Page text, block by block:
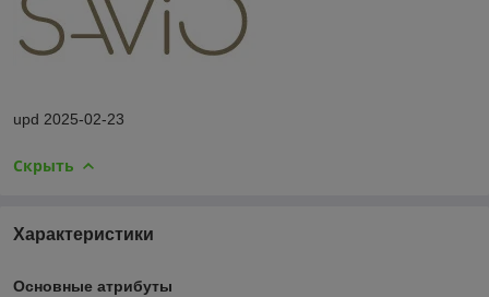
upd 2025-02-23
Скрыть
Характеристики
Основные атрибуты